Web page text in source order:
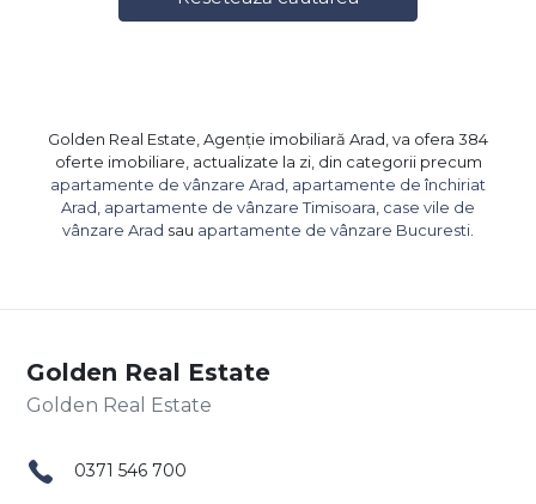
Golden Real Estate, Agenție imobiliară Arad, va ofera 384
oferte imobiliare, actualizate la zi, din categorii precum
apartamente de vânzare Arad apartamente de închiriat
Arad apartamente de vânzare Timisoara case vile de
vânzare Arad sau apartamente de vânzare Bucuresti
Golden Real Estate
0371 546 700